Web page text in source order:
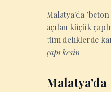
Malatya'da
açılan küçük
tüm deliklerde
çapı kesin.
Malatya'da